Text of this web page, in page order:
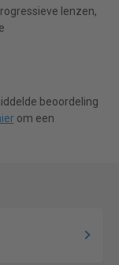
lenzen,
beoordeling
om een